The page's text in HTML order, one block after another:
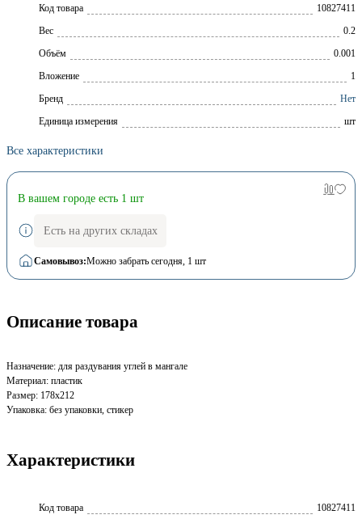
Код товара
10827411
Вес
0.2
Объём
0.001
Вложение
1
Брeнд
Нет
Единица измерения
шт
Все характеристики
В вашем городе есть 1 шт
Есть на других складах
Самовывоз:Можно забрать сегодня, 1 шт
Описание товара
Назначение: для раздувания углей в мангале
Материал: пластик
Размер: 178х212
Упаковка: без упаковки, стикер
Характеристики
Код товара
10827411